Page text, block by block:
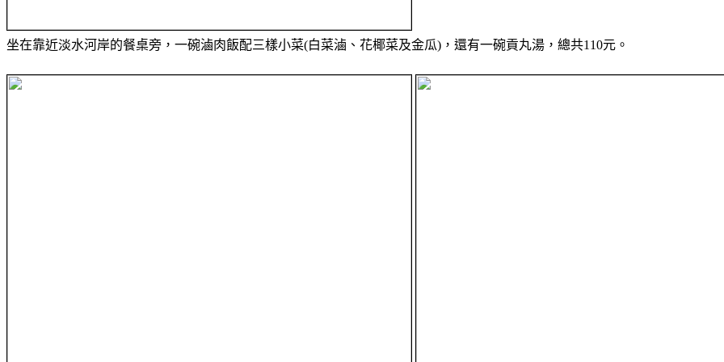
坐在靠近淡水河岸的餐桌旁，一碗滷肉飯配三樣小菜(白菜滷、花椰菜及金瓜)，還有一碗貢丸湯，總共110元。